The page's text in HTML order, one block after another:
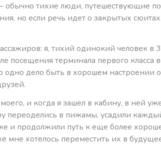
обычно тихие люди, путешествующие
но если речь идет о закрытых
я, тихий одинокий человек в
посещения терминала первого класса
одно дело быть в хорошем настроении
и когда я зашел в кабину, в ней
переоделись в пижамы, усадили
и продолжили путь к еще более
мне хотелось переместить их в